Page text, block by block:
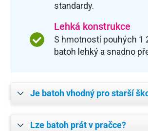
standardy.
Lehká konstrukce
S hmotností pouhých 1
batoh lehký a snadno
Je batoh vhodný pro starší
Lze batoh prát v pračce?